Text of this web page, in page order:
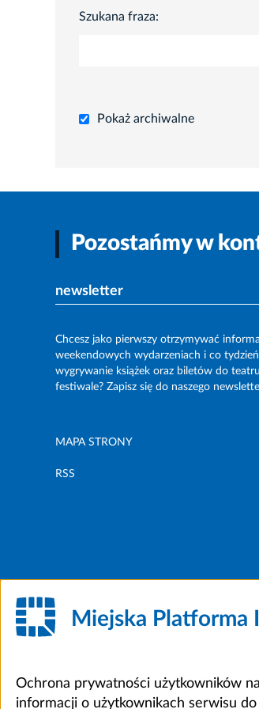
Szukana fraza:
Pokaż archiwalne
Pozostańmy w
newsletter
Chcesz jako pierwszy otrzymywać
weekendowych wydarzeniach i co
wygrywanie książek oraz biletów do
festiwale? Zapisz się do naszego
MAPA STRONY
RSS
Miejska Platforma
Ochrona prywatności użytkowników
informacji o użytkownikach serwisu